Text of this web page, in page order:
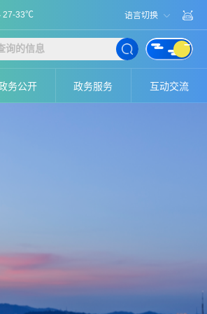
27-33℃ 语言切换
务公开 政务服务 互动交流